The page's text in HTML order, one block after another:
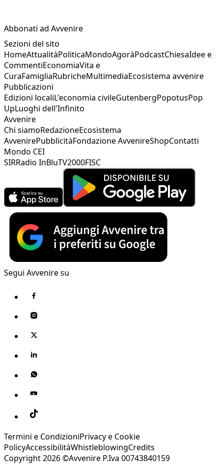
Abbonati ad Avvenire
Sezioni del sito
HomeAttualitàPoliticaMondoAgoràPodcastChiesaIdee e
CommentiEconomiaVita e
CuraFamigliaRubricheMultimediaEcosistema avvenire
Pubblicazioni
Edizioni localiL'economia civileGutenbergPopotusPop
UpLuoghi dell'Infinito
Avvenire
Chi siamoRedazioneEcosistema
AvvenirePubblicitàFondazione AvvenireShopContatti
Mondo CEI
SIRRadio InBluTV2000FISC
Segui Avvenire su
Termini e CondizioniPrivacy e Cookie
PolicyAccessibilitàWhistleblowingCredits
Copyright 2026 ©Avvenire P.Iva 00743840159